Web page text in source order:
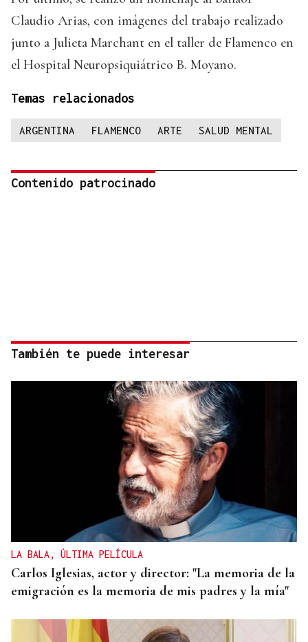
Claudio Arias, con imágenes del trabajo realizado
junto a Julieta Marchant en el taller de Flamenco en
el Hospital Neuropsiquiátrico B. Moyano.
Temas relacionados
ARGENTINA FLAMENCO ARTE SALUD MENTAL
Contenido patrocinado
También te puede interesar
LA BALA, ÚLTIMA PELÍCULA
Carlos Iglesias, actor y director: "La memoria de la
emigración es la memoria de mis padres y la mía"